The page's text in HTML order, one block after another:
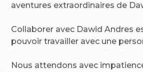
aventures extraordinaires de
Collaborer avec Dawid Andres
pouvoir travailler avec une
Nous attendons avec